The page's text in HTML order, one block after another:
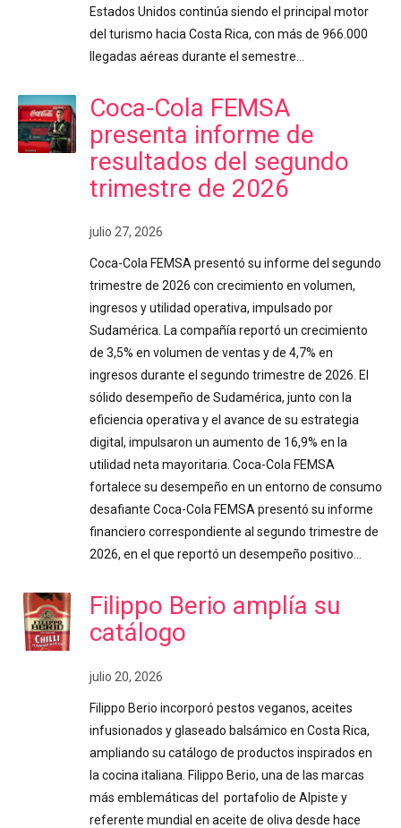
Estados Unidos continúa siendo el principal motor
del turismo hacia Costa Rica, con más de 966.000
llegadas aéreas durante el semestre…
Coca-Cola FEMSA
presenta informe de
resultados del segundo
trimestre de 2026
julio 27, 2026
Coca-Cola FEMSA presentó su informe del segundo
trimestre de 2026 con crecimiento en volumen,
ingresos y utilidad operativa, impulsado por
Sudamérica. La compañía reportó un crecimiento
de 3,5% en volumen de ventas y de 4,7% en
ingresos durante el segundo trimestre de 2026. El
sólido desempeño de Sudamérica, junto con la
eficiencia operativa y el avance de su estrategia
digital, impulsaron un aumento de 16,9% en la
utilidad neta mayoritaria. Coca-Cola FEMSA
fortalece su desempeño en un entorno de consumo
desafiante Coca-Cola FEMSA presentó su informe
financiero correspondiente al segundo trimestre de
2026, en el que reportó un desempeño positivo…
Filippo Berio amplía su
catálogo
julio 20, 2026
Filippo Berio incorporó pestos veganos, aceites
infusionados y glaseado balsámico en Costa Rica,
ampliando su catálogo de productos inspirados en
la cocina italiana. Filippo Berio, una de las marcas
más emblemáticas del portafolio de Alpiste y
referente mundial en aceite de oliva desde hace